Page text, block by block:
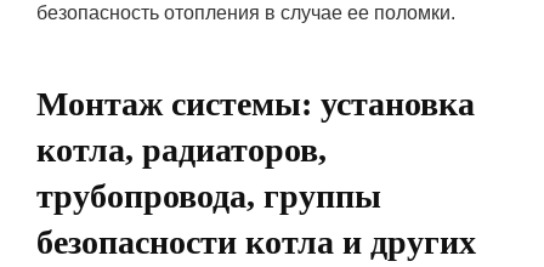
безопасность отопления в случае ее поломки.
Монтаж системы: установка
котла, радиаторов,
трубопровода, группы
безопасности котла и других